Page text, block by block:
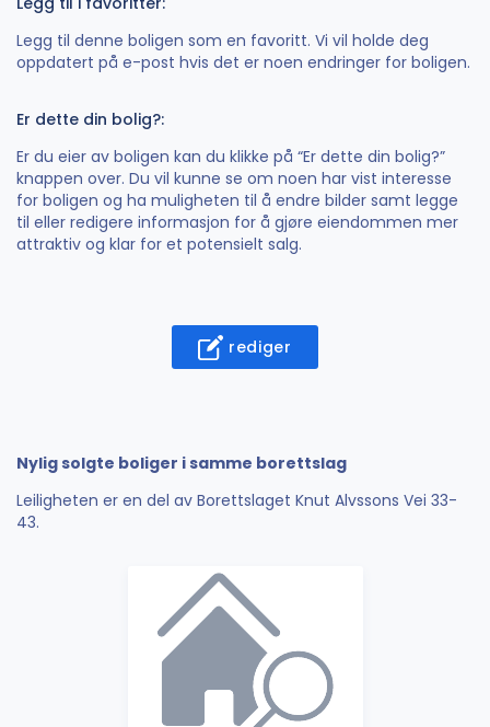
Legg til denne boligen som en favoritt. Vi vil holde deg
oppdatert på e-post hvis det er noen endringer for boligen.
Er dette din bolig?:
Er du eier av boligen kan du klikke på “Er dette din bolig?”
knappen over. Du vil kunne se om noen har vist interesse
for boligen og ha muligheten til å endre bilder samt legge
til eller redigere informasjon for å gjøre eiendommen mer
attraktiv og klar for et potensielt salg.
rediger
Nylig solgte boliger i samme borettslag
Leiligheten er en del av Borettslaget Knut Alvssons Vei 33-
43.